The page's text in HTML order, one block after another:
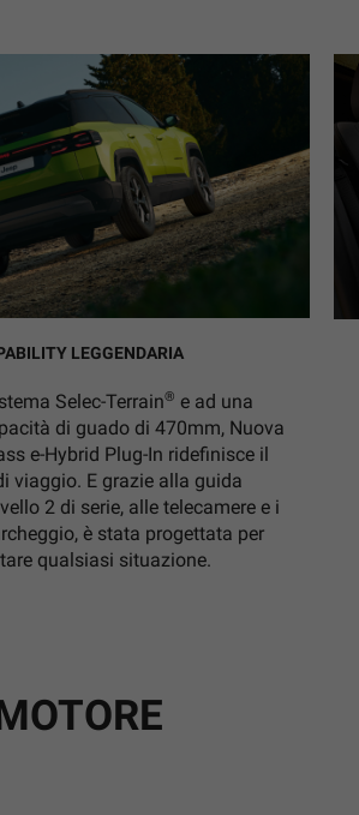
LEGGENDARIA
Selec-Terrain® e ad una
di guado di 470mm, Nuova
e-Hybrid Plug-In ridefinisce il
viaggio. E grazie alla guida
2 di serie, alle telecamere e i
è stata progettata per
qualsiasi situazione.